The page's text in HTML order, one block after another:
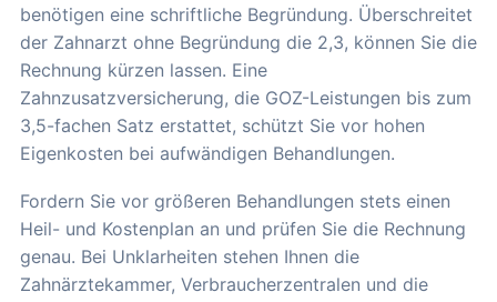
benötigen eine schriftliche Begründung. Überschreitet
der Zahnarzt ohne Begründung die 2,3, können Sie die
Rechnung kürzen lassen. Eine
Zahnzusatzversicherung, die GOZ-Leistungen bis zum
3,5-fachen Satz erstattet, schützt Sie vor hohen
Eigenkosten bei aufwändigen Behandlungen.
Fordern Sie vor größeren Behandlungen stets einen
Heil- und Kostenplan an und prüfen Sie die Rechnung
genau. Bei Unklarheiten stehen Ihnen die
Zahnärztekammer, Verbraucherzentralen und die